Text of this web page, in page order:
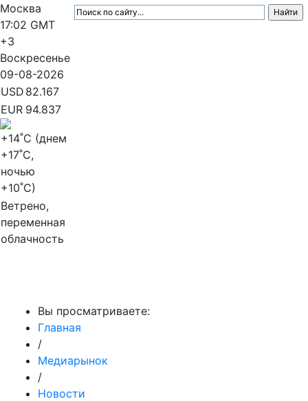
Москва
17:02 GMT
+3
Воскресенье
09-08-2026
USD 82.167
EUR 94.837
+14˚C (днем
+17˚C,
ночью
+10˚C)
Ветрено,
переменная
облачность
Вы просматриваете:
Главная
/
Медиарынок
/
Новости